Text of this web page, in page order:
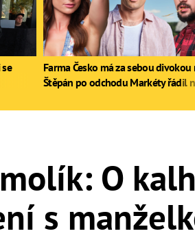
O
s
Farma Česko má za sebou divokou
Štěpán po odchodu Markéty řádil